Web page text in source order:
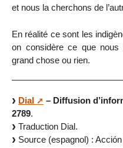
et nous la cherchons de
En réalité ce sont les
on considère ce que
grand chose ou rien.
Dial
– Diffusion
2789.
Traduction Dial.
Source (espagnol) :